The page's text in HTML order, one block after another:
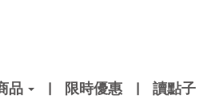
品 | 限時優惠 | 讀點子